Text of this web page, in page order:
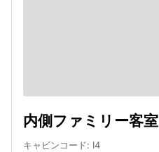
内側ファミリー客室
キャビンコード: I4